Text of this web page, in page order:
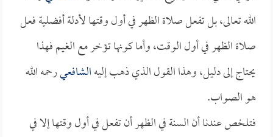
الله تعالى، بل تفعل صلاة الظهر في أول وقتها لأدلة أفضلية فعل
صلاة الظهر في أول الوقت، وأما كونها تؤخر مع الغيم فهذا
يحتاج إلى دليل، وهذا القول الذي ذهب إليهالشافعيرحمه الله
هو الصواب.
فتلخص عندنا أن السنة في الظهر أن تفعل في أول وقتها إلا في